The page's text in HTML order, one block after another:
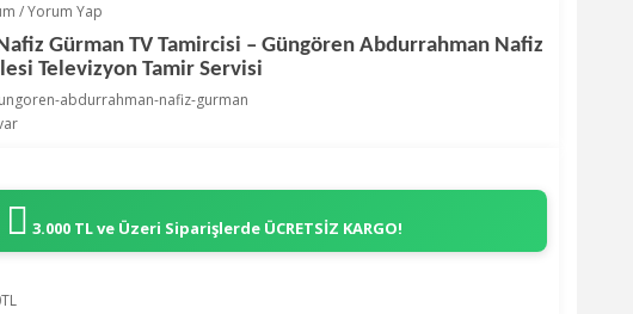
/Yorum Yap
Gürman TV Tamircisi – Güngören Abdurrahman Nafiz
Televizyon Tamir Servisi
abdurrahman-nafiz-gurman
3.000 TL ve Üzeri Siparişlerde ÜCRETSİZ KARGO!